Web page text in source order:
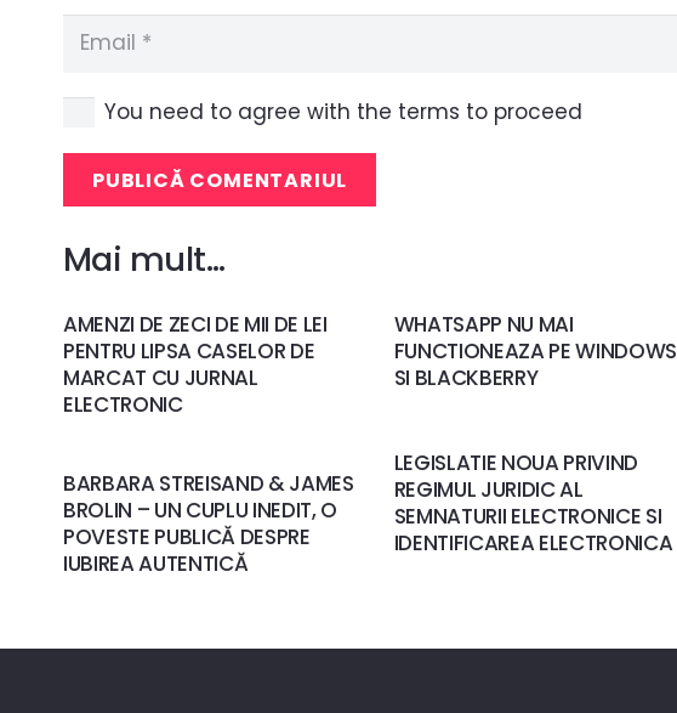
You need to agree with the terms to proceed
PUBLICĂ COMENTARIUL
Mai mult…
AMENZI DE ZECI DE MII DE LEI
PENTRU LIPSA CASELOR DE
MARCAT CU JURNAL
ELECTRONIC
WHATSAPP NU MAI
FUNCTIONEAZA PE WINDOWS
SI BLACKBERRY
BARBARA STREISAND & JAMES
BROLIN – UN CUPLU INEDIT, O
POVESTE PUBLICĂ DESPRE
IUBIREA AUTENTICĂ
LEGISLATIE NOUA PRIVIND
REGIMUL JURIDIC AL
SEMNATURII ELECTRONICE SI
IDENTIFICAREA ELECTRONICA